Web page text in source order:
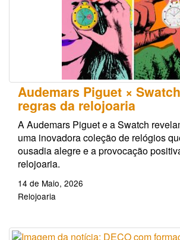
Audemars Piguet ×
regras da relojoaria
A Audemars Piguet e a Swatch
uma inovadora coleção de relógios
ousadia alegre e a provocação
relojoaria.
14 de Maio, 2026
Relojoaria